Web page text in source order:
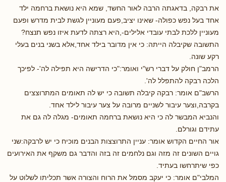
את רבקה, בדאגתה הרבה לאור החשד, שמא היא נושאת ברחמה ילד
אחד בעל נפש כפולה- שאינו יציב,פעם מעוניין לגשת לבית מדרש ופעם
מעוניין ללכת לבתי עובדי אלילים-,היא רצתה לדעת איזו נפש תנצח?
התשובה שקיבלה הייתה: כי אין מדובר בילד אחד,אלא בשני בנים בעלי
רקע שונה.
הרמב"ן חולק על דברי רש"י ואומר:"כי הדרישה היא תפילה לה'- לפיכך
הלכה רבקה להתפלל לה'.
הרשב"ם אומר: רבקה קיבלה תשובה כי יש לה תאומים המתרוצצים
בקרבה,וצער עיבור לשניים מרובה על צער עיבור לילד אחד.
והנביא המבשר לה כי היא נושאת ברחמה תאומים- מגלה לה גם את
עתידם וגורלם.
אור החיים הקדוש אומר: עניין התרוצצות הבנים מוכיח כי יש לרבקה:שני
גויים השונים זה מזה וגם נלחמים זה בזה והדבר גם משקף את האירועים
כפי שיתרחשו בעתיד.
המלבי"ם אומר: כי יעקב מסמל את הרוח והצורה אשר תכליתו לשלוט על